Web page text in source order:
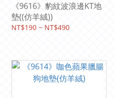
《9616》豹紋波浪邊KT地
墊((仿羊絨))
NT$190 ~ NT$490